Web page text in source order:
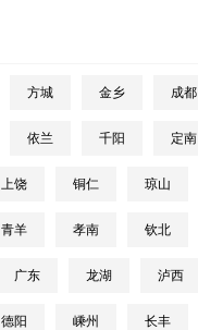
方城 金乡 成都
依兰 千阳 定南
上饶 铜仁 琼山
青羊 孝南 钦北
广东 龙湖 泸西
德阳 嵊州 长丰